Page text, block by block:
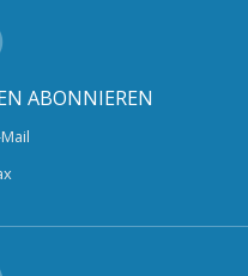
ABONNIEREN